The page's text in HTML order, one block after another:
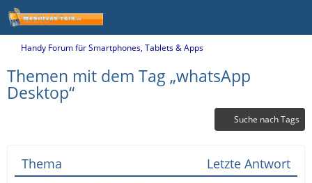
Handy Forum für Smartphones, Tablets & Apps
Themen mit dem Tag „whatsApp
Desktop“
Suche nach Tags
Thema Letzte Antwort